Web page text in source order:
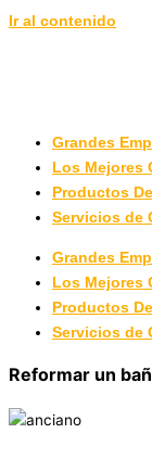
Ir al contenido
Grandes
Los Mejores
Productos
Servicios de
Grandes
Los Mejores
Productos
Servicios de
Reformar un